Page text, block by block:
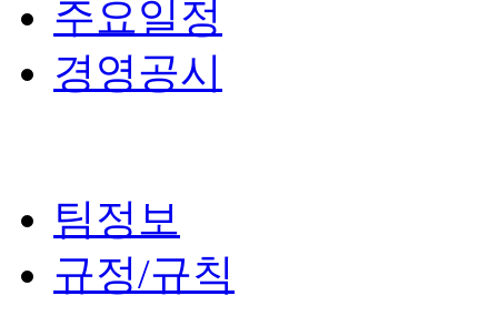
주요일정
경영공시
팀정보
규정/규칙